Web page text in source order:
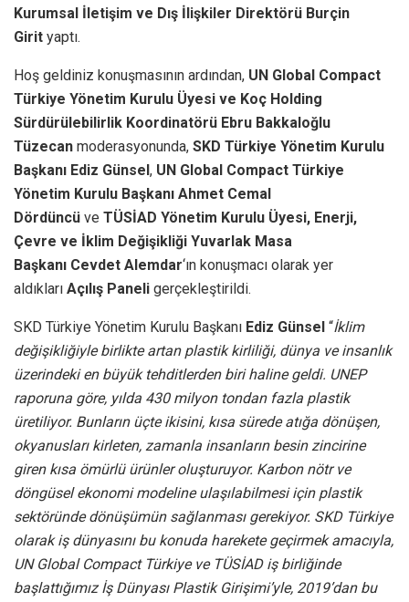
Kurumsal İletişim ve Dış İlişkiler Direktörü Burçin
Girit yaptı.
Hoş geldiniz konuşmasının ardından, UN Global Compact
Türkiye Yönetim Kurulu Üyesi ve Koç Holding
Sürdürülebilirlik Koordinatörü Ebru Bakkaloğlu
Tüzecan moderasyonunda, SKD Türkiye Yönetim Kurulu
Başkanı Ediz Günsel, UN Global Compact Türkiye
Yönetim Kurulu Başkanı Ahmet Cemal
Dördüncü ve TÜSİAD Yönetim Kurulu Üyesi, Enerji,
Çevre ve İklim Değişikliği Yuvarlak Masa
Başkanı Cevdet Alemdar‘ın konuşmacı olarak yer
aldıkları Açılış Paneli gerçekleştirildi.
SKD Türkiye Yönetim Kurulu Başkanı Ediz Günsel “İklim
değişikliğiyle birlikte artan plastik kirliliği, dünya ve insanlık
üzerindeki en büyük tehditlerden biri haline geldi. UNEP
raporuna göre, yılda 430 milyon tondan fazla plastik
üretiliyor. Bunların üçte ikisini, kısa sürede atığa dönüşen,
okyanusları kirleten, zamanla insanların besin zincirine
giren kısa ömürlü ürünler oluşturuyor. Karbon nötr ve
döngüsel ekonomi modeline ulaşılabilmesi için plastik
sektöründe dönüşümün sağlanması gerekiyor. SKD Türkiye
olarak iş dünyasını bu konuda harekete geçirmek amacıyla,
UN Global Compact Türkiye ve TÜSİAD iş birliğinde
başlattığımız İş Dünyası Plastik Girişimi’yle, 2019’dan bu